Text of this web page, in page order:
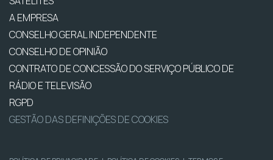
A EMPRESA
CONSELHO GERAL INDEPENDENTE
CONSELHO DE OPINIÃO
CONTRATO DE CONCESSÃO DO SERVIÇO PÚBLICO DE
RÁDIO E TELEVISÃO
RGPD
GESTÃO DAS DEFINIÇÕES DE COOKIES